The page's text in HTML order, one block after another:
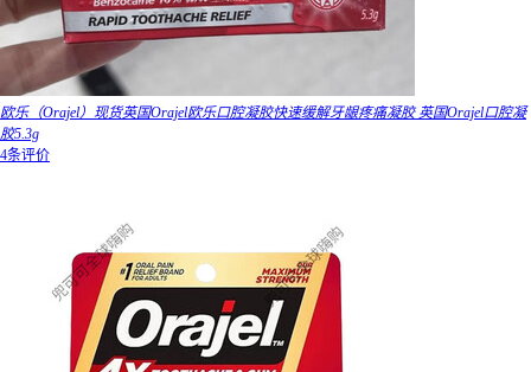
欧乐（Orajel）现货英国Orajel欧乐口腔凝胶快速缓解牙龈疼痛凝胶 英国Orajel口腔凝
胶5.3g
4条评价